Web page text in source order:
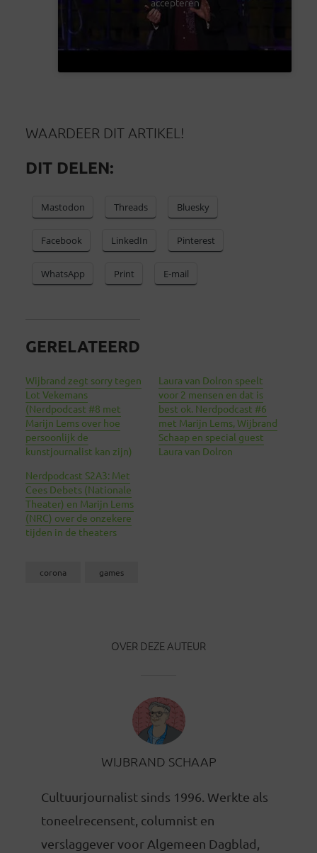
WAARDEER DIT ARTIKEL!
DIT DELEN:
Mastodon Threads Bluesky
Facebook LinkedIn Pinterest
WhatsApp Print E-mail
GERELATEERD
Wijbrand zegt sorry tegen
Lot Vekemans
(Nerdpodcast #8 met
Marijn Lems over hoe
persoonlijk de
kunstjournalist kan zijn)
Laura van Dolron speelt
voor 2 mensen en dat is
best ok. Nerdpodcast #6
met Marijn Lems, Wijbrand
Schaap en special guest
Laura van Dolron
Nerdpodcast S2A3: Met
Cees Debets (Nationale
Theater) en Marijn Lems
(NRC) over de onzekere
tijden in de theaters
corona games
OVER DEZE AUTEUR
WIJBRAND SCHAAP
Cultuurjournalist sinds 1996. Werkte als
toneelrecensent, columnist en
verslaggever voor Algemeen Dagblad,